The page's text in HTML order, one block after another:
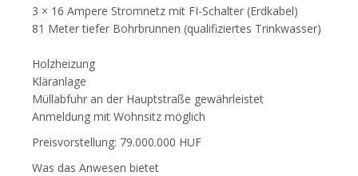
3 × 16 Ampere Stromnetz mit FI-Schalter (Erdkabel)
81 Meter tiefer Bohrbrunnen (qualifiziertes Trinkwasser)
Holzheizung
Kläranlage
Müllabfuhr an der Hauptstraße gewährleistet
Anmeldung mit Wohnsitz möglich
Preisvorstellung: 79.000.000 HUF
Was das Anwesen bietet